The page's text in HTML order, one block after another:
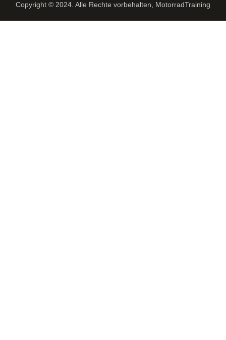
Copyright © 2024. Alle Rechte vorbehalten, MotorradTraining